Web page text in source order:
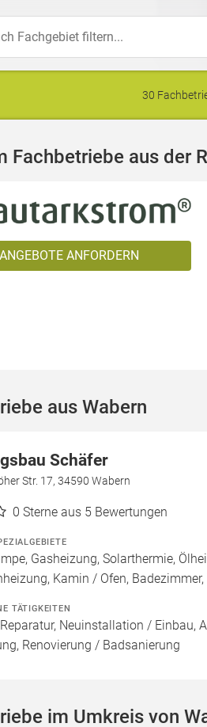
30
Fachbetriebe aus der
ANGEBOTE ANFORDERN
aus Wabern
Schäfer
Str. 17, 34590 Wabern
0 Sterne aus 5 Bewertungen
Gasheizung, Solarthermie,
Kamin / Ofen,
TÄTIGKEITEN
Neuinstallation / Einbau,
Renovierung / Badsanierung
im Umkreis von